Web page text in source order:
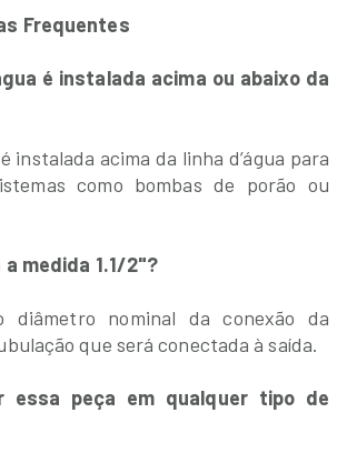
Frequentes
é instalada acima ou abaixo da
instalada acima da linha d’água para
como bombas de porão ou
medida 1.1/2"?
diâmetro nominal da conexão da
que será conectada à saída.
essa peça em qualquer tipo de